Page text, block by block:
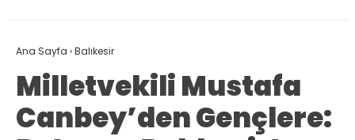
Ana Sayfa ›Balıkesir
Milletvekili Mustafa
Canbey’den Gençlere: